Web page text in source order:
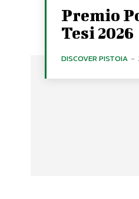
Premio
Tesi 2026
DISCOVER PISTOIA -